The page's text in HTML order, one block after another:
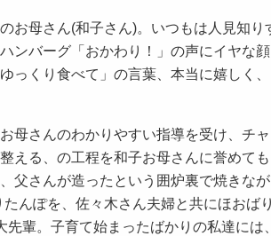
お母さん(和子さん)。いつもは人見知り
ンバーグ「おかわり！」の声にイヤな
っくり食べて」の言葉、本当に嬉しく
母さんのわかりやすい指導を受け、チ
える、の工程を和子お母さんに誉めても
父さんが造ったという囲炉裏で焼きなが
んぽを、佐々木さん夫婦と共にほおば
輩。子育て始まったばかりの私達には